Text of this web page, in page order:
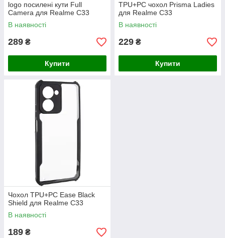
logo посилені кути Full
Camera для Realme C33
В наявності
289 ₴
Купити
TPU+PC чохол Prisma Ladies
для Realme C33
В наявності
229 ₴
Купити
Чохол TPU+PC Ease Black
Shield для Realme C33
В наявності
189 ₴